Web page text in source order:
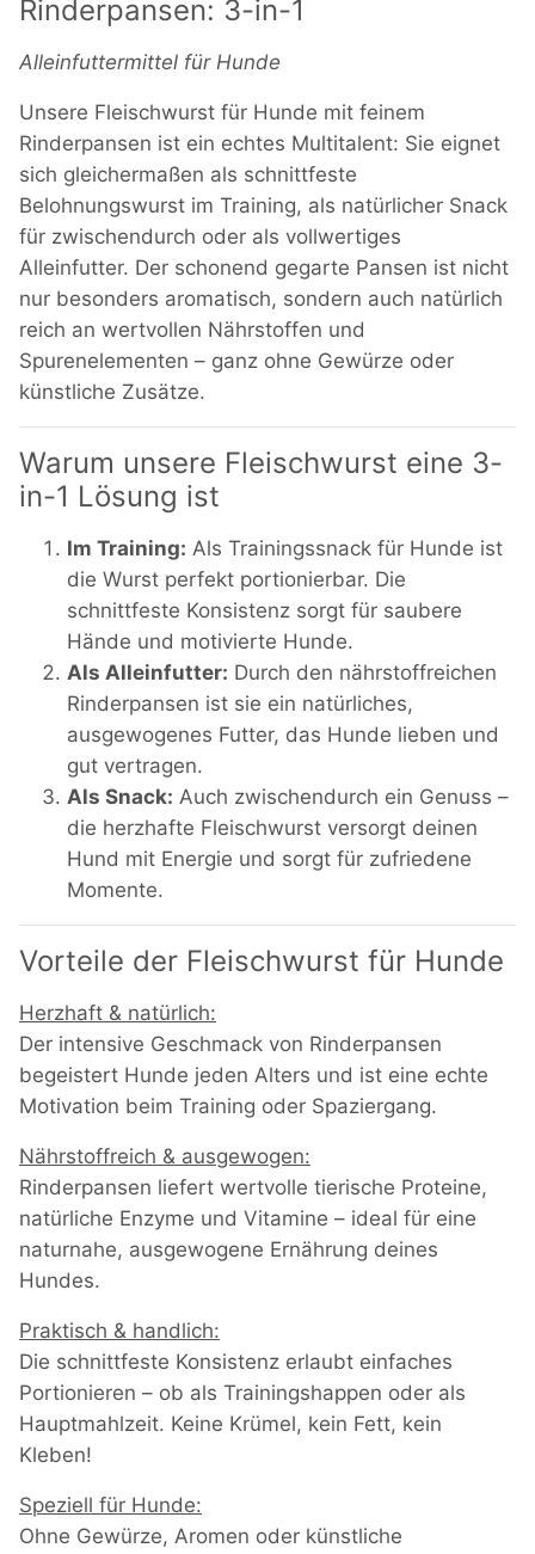
Rinderpansen: 3-in-1
Alleinfuttermittel für Hunde
Unsere Fleischwurst für Hunde mit feinem
Rinderpansen ist ein echtes Multitalent: Sie eignet
sich gleichermaßen als schnittfeste
Belohnungswurst im Training, als natürlicher Snack
für zwischendurch oder als vollwertiges
Alleinfutter. Der schonend gegarte Pansen ist nicht
nur besonders aromatisch, sondern auch natürlich
reich an wertvollen Nährstoffen und
Spurenelementen – ganz ohne Gewürze oder
künstliche Zusätze.
Warum unsere Fleischwurst eine 3-
in-1 Lösung ist
Im Training: Als Trainingssnack für Hunde ist
die Wurst perfekt portionierbar. Die
schnittfeste Konsistenz sorgt für saubere
Hände und motivierte Hunde.
Als Alleinfutter: Durch den nährstoffreichen
Rinderpansen ist sie ein natürliches,
ausgewogenes Futter, das Hunde lieben und
gut vertragen.
Als Snack: Auch zwischendurch ein Genuss –
die herzhafte Fleischwurst versorgt deinen
Hund mit Energie und sorgt für zufriedene
Momente.
Vorteile der Fleischwurst für Hunde
Herzhaft & natürlich:
Der intensive Geschmack von Rinderpansen
begeistert Hunde jeden Alters und ist eine echte
Motivation beim Training oder Spaziergang.
Nährstoffreich & ausgewogen:
Rinderpansen liefert wertvolle tierische Proteine,
natürliche Enzyme und Vitamine – ideal für eine
naturnahe, ausgewogene Ernährung deines
Hundes.
Praktisch & handlich:
Die schnittfeste Konsistenz erlaubt einfaches
Portionieren – ob als Trainingshappen oder als
Hauptmahlzeit. Keine Krümel, kein Fett, kein
Kleben!
Speziell für Hunde:
Ohne Gewürze, Aromen oder künstliche